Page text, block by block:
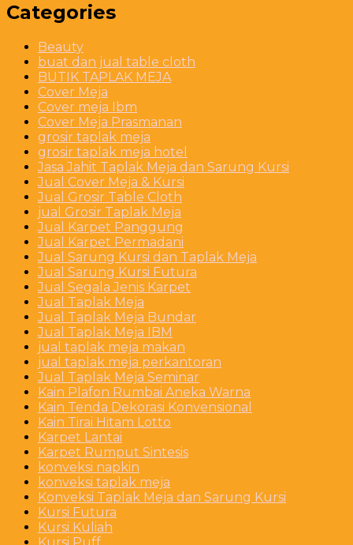
Categories
Beauty
buat dan jual table cloth
BUTIK TAPLAK MEJA
Cover Meja
Cover meja Ibm
Cover Meja Prasmanan
grosir taplak meja
grosir taplak meja hotel
Jasa Jahit Taplak Meja dan Sarung Kursi
Jual Cover Meja & Kursi
Jual Grosir Table Cloth
jual Grosir Taplak Meja
Jual Karpet Panggung
Jual Karpet Permadani
Jual Sarung Kursi dan Taplak Meja
Jual Sarung Kursi Futura
Jual Segala Jenis Karpet
Jual Taplak Meja
Jual Taplak Meja Bundar
Jual Taplak Meja IBM
jual taplak meja makan
jual taplak meja perkantoran
Jual Taplak Meja Seminar
Kain Plafon Rumbai Aneka Warna
Kain Tenda Dekorasi Konvensional
Kain Tirai Hitam Lotto
Karpet Lantai
Karpet Rumput Sintesis
konveksi napkin
konveksi taplak meja
Konveksi Taplak Meja dan Sarung Kursi
Kursi Futura
Kursi Kuliah